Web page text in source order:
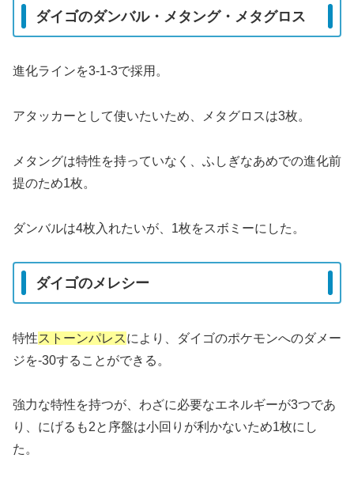
ダイゴのダンバル・メタング・メタグロス
進化ラインを3-1-3で採用。
アタッカーとして使いたいため、メタグロスは3枚。
メタングは特性を持っていなく、ふしぎなあめでの進化前
提のため1枚。
ダンバルは4枚入れたいが、1枚をスボミーにした。
ダイゴのメレシー
特性ストーンパレスにより、ダイゴのポケモンへのダメー
ジを-30することができる。
強力な特性を持つが、わざに必要なエネルギーが3つであ
り、にげるも2と序盤は小回りが利かないため1枚にし
た。